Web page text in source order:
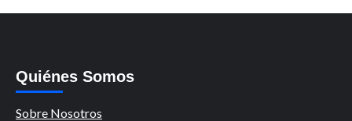
Quiénes Somos
Sobre Nosotros